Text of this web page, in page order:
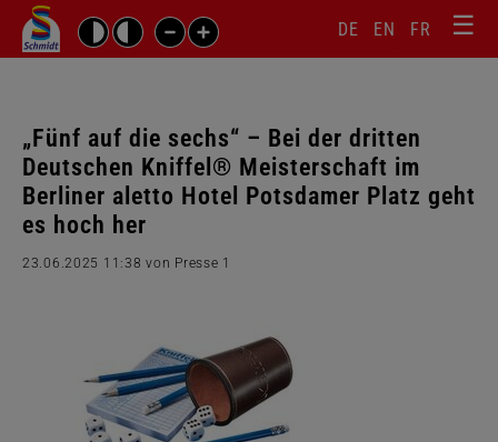
☰
DE EN FR
Suchbegriffe
„Fünf auf die sechs“ – Bei der dritten
Deutschen Kniffel® Meisterschaft im
Berliner aletto Hotel Potsdamer Platz geht
es hoch her
23.06.2025 11:38 von Presse 1